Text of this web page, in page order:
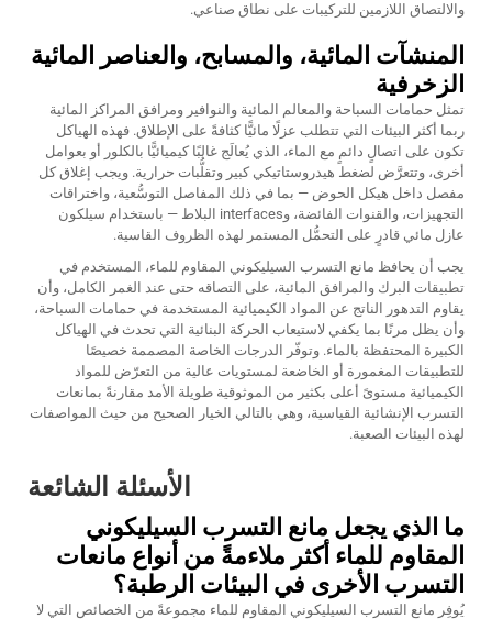
والالتصاق اللازمين للتركيبات على نطاق صناعي.
المنشآت المائية، والمسابح، والعناصر المائية
الزخرفية
تمثل حمامات السباحة والمعالم المائية والنوافير ومرافق المراكز المائية
ربما أكثر البيئات التي تتطلب عزلًا مائيًّا كثافةً على الإطلاق. فهذه الهياكل
تكون على اتصالٍ دائمٍ مع الماء، الذي يُعالَج غالبًا كيميائيًّا بالكلور أو بعوامل
أخرى، وتتعرَّض لضغط هيدروستاتيكي كبير وتقلُّبات حرارية. ويجب إغلاق كل
مفصل داخل هيكل الحوض — بما في ذلك المفاصل التوسُّعية، واختراقات
التجهيزات، والقنوات الفائضة، وinterfaces البلاط — باستخدام سيلكون
عازل مائي قادرٍ على التحمُّل المستمر لهذه الظروف القاسية.
يجب أن يحافظ مانع التسرب السيليكوني المقاوم للماء، المستخدم في
تطبيقات البرك والمرافق المائية، على التصاقه حتى عند الغمر الكامل، وأن
يقاوم التدهور الناتج عن المواد الكيميائية المستخدمة في حمامات السباحة،
وأن يظل مرنًا بما يكفي لاستيعاب الحركة البنائية التي تحدث في الهياكل
الكبيرة المحتفظة بالماء. وتوفّر الدرجات الخاصة المصممة خصيصًا
للتطبيقات المغمورة أو الخاضعة لمستويات عالية من التعرّض للمواد
الكيميائية مستوىً أعلى بكثير من الموثوقية طويلة الأمد مقارنةً بمانعات
التسرب الإنشائية القياسية، وهي بالتالي الخيار الصحيح من حيث المواصفات
لهذه البيئات الصعبة.
الأسئلة الشائعة
ما الذي يجعل مانع التسرب السيليكوني
المقاوم للماء أكثر ملاءمةً من أنواع مانعات
التسرب الأخرى في البيئات الرطبة؟
يُوفِر مانع التسرب السيليكوني المقاوم للماء مجموعةً من الخصائص التي لا